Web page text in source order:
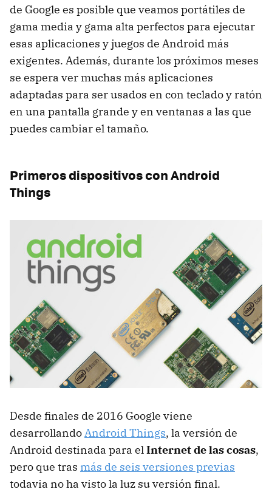
de Google es posible que veamos portátiles de
gama media y gama alta perfectos para ejecutar
esas aplicaciones y juegos de Android más
exigentes. Además, durante los próximos meses
se espera ver muchas más aplicaciones
adaptadas para ser usados en con teclado y ratón
en una pantalla grande y en ventanas a las que
puedes cambiar el tamaño.
Primeros dispositivos con Android
Things
Desde finales de 2016 Google viene
desarrollandoAndroid Things, la versión de
Android destinada para elInternet de las cosas,
pero que tras más de seis versiones previas
todavia no ha visto la luz su versión final.